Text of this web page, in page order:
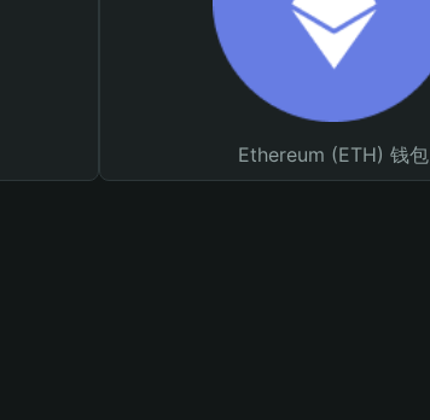
Ethereum (ETH) 钱包